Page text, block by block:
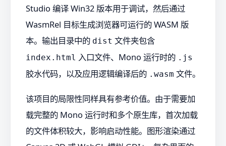
Studio 编译 Win32 版本用于调试，然后通过
WasmRel 目标生成浏览器可运行的 WASM 版
本。输出目录中的 dist 文件夹包含
index.html 入口文件、Mono 运行时的 .js
胶水代码，以及应用逻辑编译后的 .wasm 文件。
该项目的局限性同样具有参考价值。由于需要加
载完整的 Mono 运行时和多个原生库，首次加载
的文件体积较大，影响启动性能。图形渲染通过